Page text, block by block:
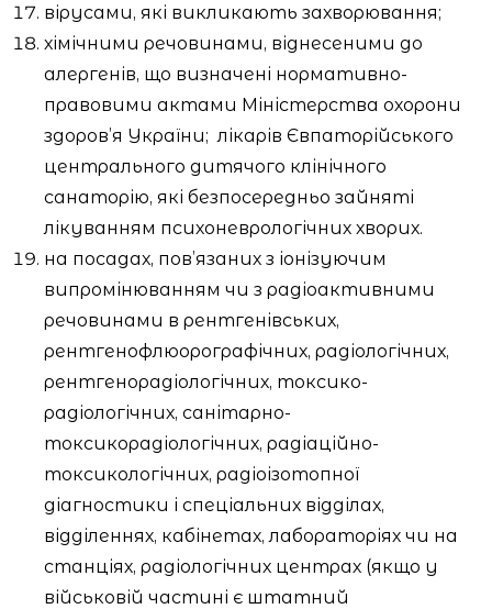
вірусами, які викликають захворювання;
хімічними речовинами, віднесеними до
алергенів, що визначені нормативно-
правовими актами Міністерства охорони
здоров’я України; лікарів Євпаторійського
центрального дитячого клінічного
санаторію, які безпосередньо зайняті
лікуванням психоневрологічних хворих.
на посадах, пов’язаних з іонізуючим
випромінюванням чи з радіоактивними
речовинами в рентгенівських,
рентгенофлюорографічних, радіологічних,
рентгенорадіологічних, токсико-
радіологічних, санітарно-
токсикорадіологічних, радіаційно-
токсикологічних, радіоізотопної
діагностики і спеціальних відділах,
відділеннях, кабінетах, лабораторіях чи на
станціях, радіологічних центрах (якщо у
військовій частині є штатний